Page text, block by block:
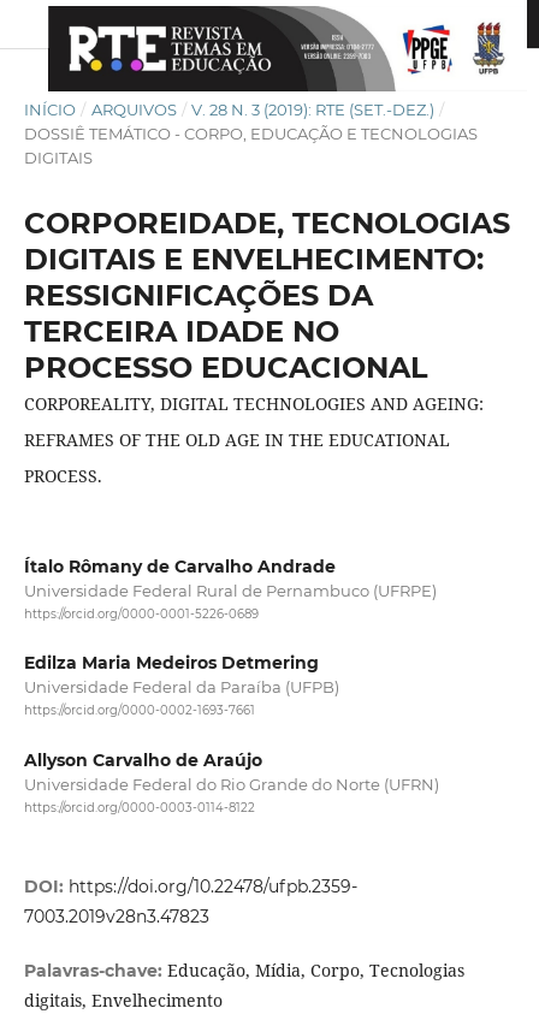
INÍCIO / ARQUIVOS / V. 28 N. 3 (2019): RTE (SET.-DEZ.) /
DOSSIÊ TEMÁTICO - CORPO, EDUCAÇÃO E TECNOLOGIAS
DIGITAIS
CORPOREIDADE, TECNOLOGIAS
DIGITAIS E ENVELHECIMENTO:
RESSIGNIFICAÇÕES DA
TERCEIRA IDADE NO
PROCESSO EDUCACIONAL
CORPOREALITY, DIGITAL TECHNOLOGIES AND AGEING:
REFRAMES OF THE OLD AGE IN THE EDUCATIONAL
PROCESS.
Ítalo Rômany de Carvalho Andrade
Universidade Federal Rural de Pernambuco (UFRPE)
https://orcid.org/0000-0001-5226-0689
Edilza Maria Medeiros Detmering
Universidade Federal da Paraíba (UFPB)
https://orcid.org/0000-0002-1693-7661
Allyson Carvalho de Araújo
Universidade Federal do Rio Grande do Norte (UFRN)
https://orcid.org/0000-0003-0114-8122
DOI: https://doi.org/10.22478/ufpb.2359-
7003.2019v28n3.47823
Palavras-chave: Educação, Mídia, Corpo, Tecnologias
digitais, Envelhecimento